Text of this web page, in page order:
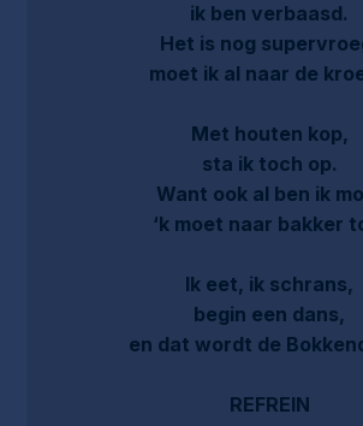
ik ben verbaasd.
Het is nog
moet ik al naar de
Met houten kop,
sta ik toch op.
Want ook al ben ik
‘k moet naar bakker
Ik eet, ik schrans,
begin een dans,
en dat wordt de
REFREIN